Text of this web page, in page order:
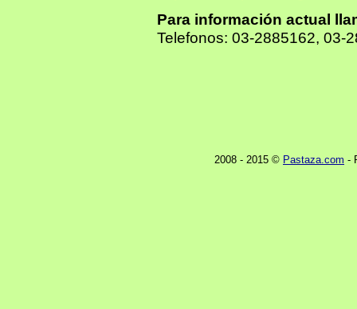
Para información actual
Telefonos: 03-2885162, 03-
2008 - 2015 © Pastaza.com -